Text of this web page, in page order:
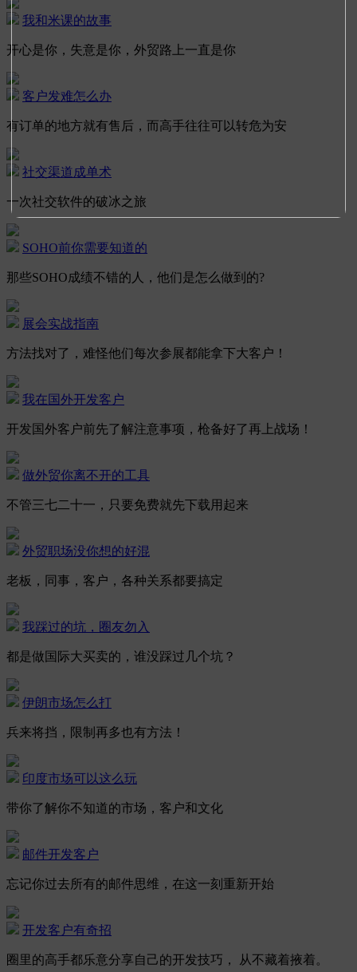
我和米课的故事
开心是你，失意是你，外贸路上一直是你
客户发难怎么办
有订单的地方就有售后，而高手往往可以转危为安
社交渠道成单术
一次社交软件的破冰之旅
SOHO前你需要知道的
那些SOHO成绩不错的人，他们是怎么做到的?
展会实战指南
方法找对了，难怪他们每次参展都能拿下大客户！
我在国外开发客户
开发国外客户前先了解注意事项，枪备好了再上战场！
做外贸你离不开的工具
不管三七二十一，只要免费就先下载用起来
外贸职场没你想的好混
老板，同事，客户，各种关系都要搞定
我踩过的坑，圈友勿入
都是做国际大买卖的，谁没踩过几个坑？
伊朗市场怎么打
兵来将挡，限制再多也有方法！
印度市场可以这么玩
带你了解你不知道的市场，客户和文化
邮件开发客户
忘记你过去所有的邮件思维，在这一刻重新开始
开发客户有奇招
圈里的高手都乐意分享自己的开发技巧， 从不藏着掖着。